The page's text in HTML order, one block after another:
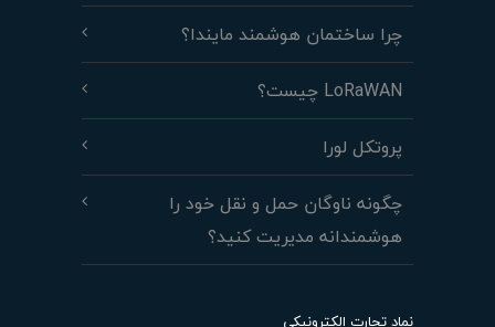
چرا ساختمان هوشمند مایندا؟
LoRaWAN چیست؟
پروتکل لورا
چگونه ناوگان حمل و نقل خود را
هوشمندانه مدیریت کنید؟
نماد تجارت الکترونیکی